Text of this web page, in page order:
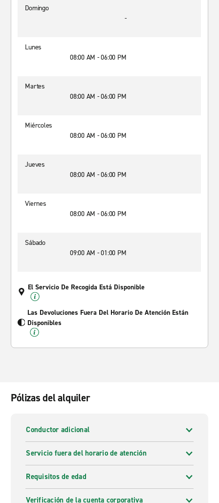
Domingo
-
Lunes
08:00 AM - 06:00 PM
Martes
08:00 AM - 06:00 PM
Miércoles
08:00 AM - 06:00 PM
Jueves
08:00 AM - 06:00 PM
Viernes
08:00 AM - 06:00 PM
Sábado
09:00 AM - 01:00 PM
El Servicio De Recogida Está Disponible
Las Devoluciones Fuera Del Horario De Atención Están
Disponibles
Pólizas del alquiler
Conductor adicional
Servicio fuera del horario de atención
Requisitos de edad
Verificación de la cuenta corporativa